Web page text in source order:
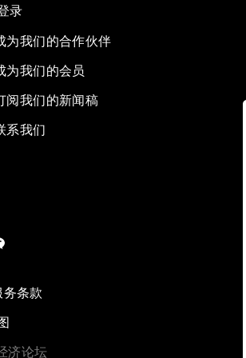
录
为我们的合作伙伴
为我们的会员
阅我们的新闻稿
系我们
务条款
济论坛